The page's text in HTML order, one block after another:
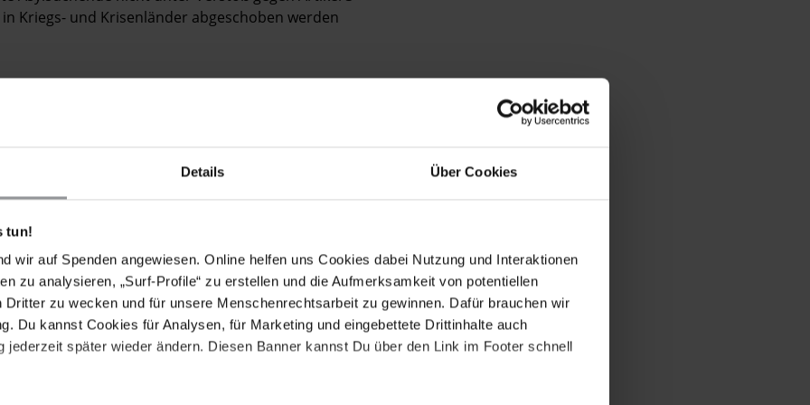
Details Über Cookies
tun!
wir auf Spenden angewiesen. Online helfen uns Cookies dabei Nutzung und Interaktionen
zu analysieren, „Surf-Profile“ zu erstellen und die Aufmerksamkeit von potentiellen
Dritter zu wecken und für unsere Menschenrechtsarbeit zu gewinnen. Dafür brauchen wir
Du kannst Cookies für Analysen, für Marketing und eingebettete Drittinhalte auch
jederzeit später wieder ändern. Diesen Banner kannst Du über den Link im Footer schnell
Kriegs­- und Krisenländer abgeschoben werden
EU
fairen Asylverfahren in der EU, statt
eines Monitoringmechanismus ein, um
zu kontrollieren, zu dokumentieren, aufzuklären
Ebene für eine staatliche zivile Seenotrettung auf
der sicheren und unverzüglichen Ausschiffung
Schutzsuchender von den griechischen
ein und nimmt selbst mehr Schutzsuchende
und den Zugang zum Asylverfahren in Deutschland